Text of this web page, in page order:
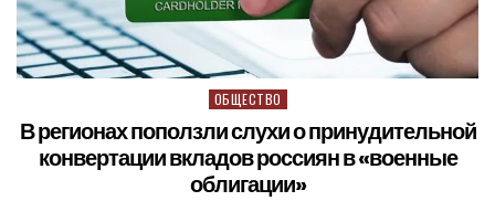
Posted in
ОБЩЕСТВО
В регионах поползли слухи о принудительной
конвертации вкладов россиян в «военные
облигации»